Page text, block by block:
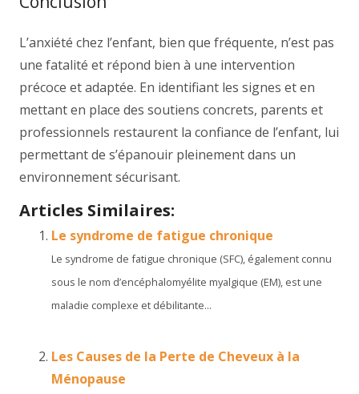
L’anxiété chez l’enfant, bien que fréquente, n’est pas
une fatalité et répond bien à une intervention
précoce et adaptée. En identifiant les signes et en
mettant en place des soutiens concrets, parents et
professionnels restaurent la confiance de l’enfant, lui
permettant de s’épanouir pleinement dans un
environnement sécurisant.
Articles Similaires:
Le syndrome de fatigue chronique
Le syndrome de fatigue chronique (SFC), également connu
sous le nom d’encéphalomyélite myalgique (EM), est une
maladie complexe et débilitante...
Les Causes de la Perte de Cheveux à la
Ménopause